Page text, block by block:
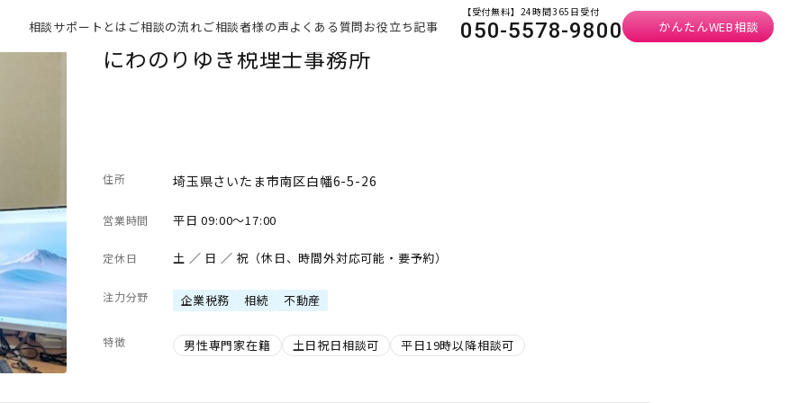
相談サポートとは ご相談の流れご相談者様の声よくある質問お役立ち記事
【受付無料】24時間365日受付
050-5578-9800 かんたんWEB相談
にわのりゆき税理士事務所
住所 埼玉県さいたま市南区白幡6-5-26
営業時間 平日 09:00～17:00
定休日 土 ／ 日 ／ 祝（休日、時間外対応可能・要予約）
注力分野 企業税務 相続 不動産
特徴 男性専門家在籍 土日祝日相談可 平日19時以降相談可